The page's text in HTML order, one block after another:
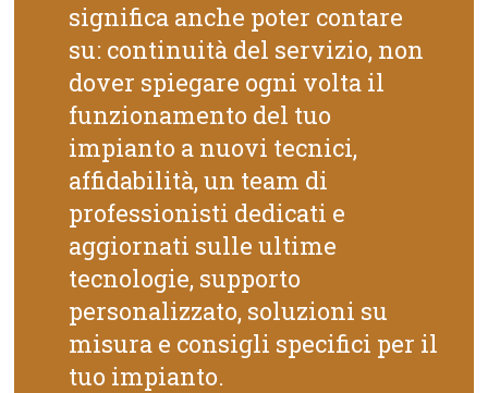
significa anche poter contare
su: continuità del servizio, non
dover spiegare ogni volta il
funzionamento del tuo
impianto a nuovi tecnici,
affidabilità, un team di
professionisti dedicati e
aggiornati sulle ultime
tecnologie, supporto
personalizzato, soluzioni su
misura e consigli specifici per il
tuo impianto.